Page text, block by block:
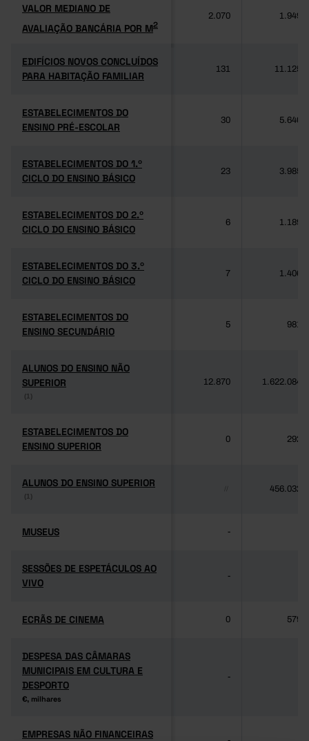
VALOR MEDIANO DE
AVALIAÇÃO BANCÁRIA POR M2
VALOR MEDIANO DE
AVALIAÇÃO BANCÁRIA POR M2
2.070 1.949
EDIFÍCIOS NOVOS CONCLUÍDOS
PARA HABITAÇÃO FAMILIAR
EDIFÍCIOS NOVOS CONCLUÍDOS
PARA HABITAÇÃO FAMILIAR
131 11.125
ESTABELECIMENTOS DO
ENSINO PRÉ-ESCOLAR
ESTABELECIMENTOS DO
ENSINO PRÉ-ESCOLAR
30 5.640
ESTABELECIMENTOS DO 1.º
CICLO DO ENSINO BÁSICO
ESTABELECIMENTOS DO 1.º
CICLO DO ENSINO BÁSICO
23 3.985
ESTABELECIMENTOS DO 2.º
CICLO DO ENSINO BÁSICO
ESTABELECIMENTOS DO 2.º
CICLO DO ENSINO BÁSICO
6 1.189
ESTABELECIMENTOS DO 3.º
CICLO DO ENSINO BÁSICO
ESTABELECIMENTOS DO 3.º
CICLO DO ENSINO BÁSICO
7 1.406
ESTABELECIMENTOS DO
ENSINO SECUNDÁRIO
ESTABELECIMENTOS DO
ENSINO SECUNDÁRIO
5 981
ALUNOS DO ENSINO NÃO
SUPERIOR
(1)
ALUNOS DO ENSINO NÃO
SUPERIOR
(1)
12.870 1.622.084
ESTABELECIMENTOS DO
ENSINO SUPERIOR
ESTABELECIMENTOS DO
ENSINO SUPERIOR
0 292
ALUNOS DO ENSINO SUPERIOR
(1)
ALUNOS DO ENSINO SUPERIOR
(1)
456.032
MUSEUS
MUSEUS -
SESSÕES DE ESPETÁCULOS AO
VIVO
SESSÕES DE ESPETÁCULOS AO
VIVO
-
ECRÃS DE CINEMA
ECRÃS DE CINEMA 0 579
DESPESA DAS CÂMARAS
MUNICIPAIS EM CULTURA E
DESPORTO
€, milhares
DESPESA DAS CÂMARAS
MUNICIPAIS EM CULTURA E
DESPORTO
€, milhares
-
EMPRESAS NÃO FINANCEIRAS
EMPRESAS NÃO FINANCEIRAS